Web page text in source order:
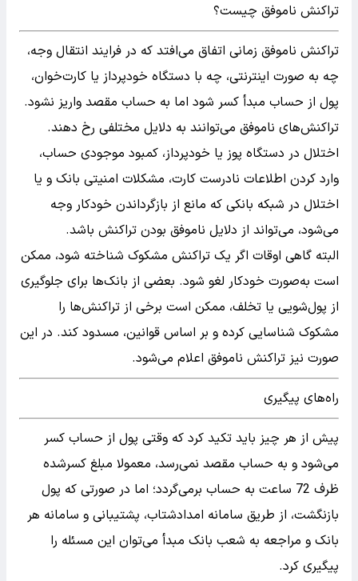
تراکنش ناموفق چیست؟
تراکنش ناموفق زمانی اتفاق می‌افتد که در فرایند انتقال وجه،
چه به صورت اینترنتی، چه با دستگاه خودپرداز یا کارت‌خوان،
پول از حساب مبدأ کسر شود اما به حساب مقصد واریز نشود.
تراکنش‌های ناموفق می‌توانند به دلایل مختلفی رخ دهند.
اختلال در دستگاه پوز یا خودپرداز، کمبود موجودی حساب،
وارد کردن اطلاعات نادرست کارت، مشکلات امنیتی بانک و یا
اختلال در شبکه بانکی که مانع از بازگرداندن خودکار وجه
می‌شود، می‌تواند از دلایل ناموفق بودن تراکنش باشد.
البته گاهی اوقات اگر یک تراکنش مشکوک شناخته شود، ممکن
است به‌صورت خودکار لغو شود. بعضی از بانک‌ها برای جلوگیری
از پول‌شویی یا تخلف، ممکن است برخی از تراکنش‌ها را
مشکوک شناسایی کرده و بر اساس قوانین، مسدود کند. در این
صورت نیز تراکنش ناموفق اعلام می‌شود.
راه‌های پیگیری
پیش از هر چیز باید تکید کرد که وقتی پول از حساب کسر
می‌شود و به حساب مقصد نمی‌رسد، معمولا مبلغ کسرشده
ظرف 72 ساعت به حساب برمی‌گردد؛ اما در صورتی که پول
بازنگشت، از طریق سامانه امدادشتاب، پشتیبانی و سامانه هر
بانک و مراجعه به شعب بانک مبدأ می‌توان این مسئله را
پیگیری کرد.